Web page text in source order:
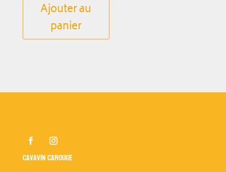
Ajouter au
panier
Cavavin Carouge